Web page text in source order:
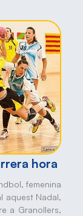
hora
femenina
aquest Nadal,
a Granollers,